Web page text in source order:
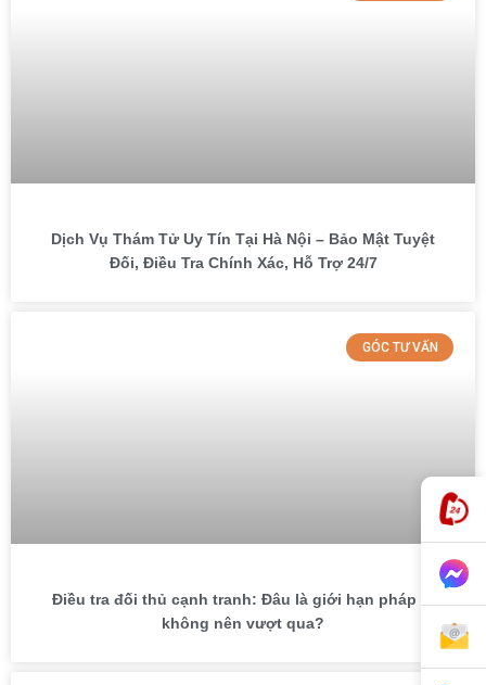
Dịch Vụ Thám Tử Uy Tín Tại Hà Nội – Bảo Mật Tuyệt
Đối, Điều Tra Chính Xác, Hỗ Trợ 24/7
GÓC TƯ VẤN
Điều tra đối thủ cạnh tranh: Đâu là giới hạn pháp lý
không nên vượt qua?